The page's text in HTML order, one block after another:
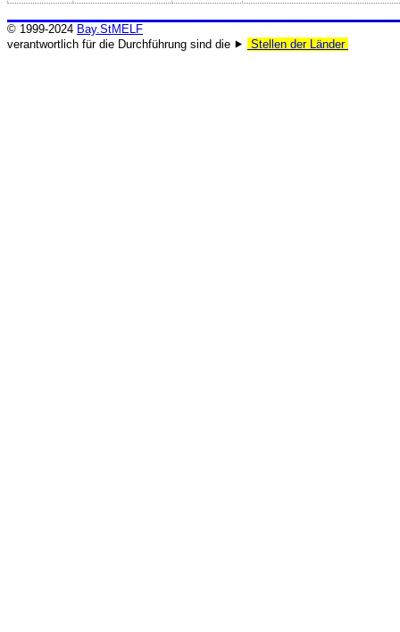
© 1999-2024 Bay.StMELF
verantwortlich für die Durchführung sind die ⯈
Stellen der Länder